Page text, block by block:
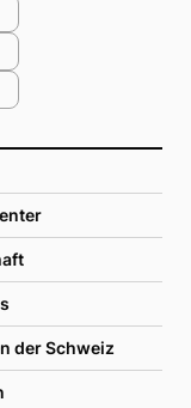
der Schweiz